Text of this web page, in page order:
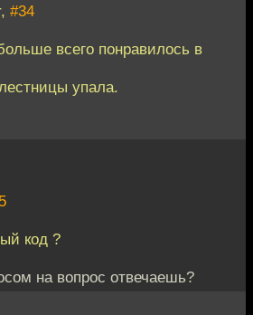
#34
всего понравилось в
упала.
код ?
на вопрос отвечаешь?